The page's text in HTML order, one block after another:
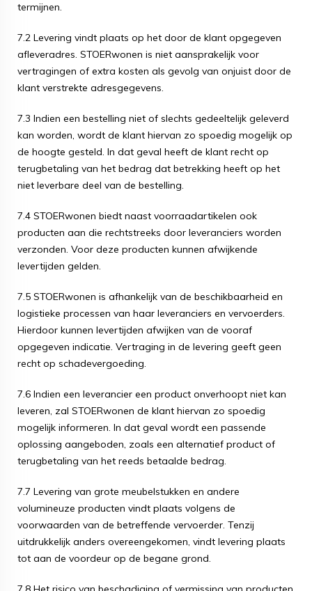
termijnen.
7.2 Levering vindt plaats op het door de klant opgegeven
afleveradres. STOERwonen is niet aansprakelijk voor
vertragingen of extra kosten als gevolg van onjuist door de
klant verstrekte adresgegevens.
7.3 Indien een bestelling niet of slechts gedeeltelijk geleverd
kan worden, wordt de klant hiervan zo spoedig mogelijk op
de hoogte gesteld. In dat geval heeft de klant recht op
terugbetaling van het bedrag dat betrekking heeft op het
niet leverbare deel van de bestelling.
7.4 STOERwonen biedt naast voorraadartikelen ook
producten aan die rechtstreeks door leveranciers worden
verzonden. Voor deze producten kunnen afwijkende
levertijden gelden.
7.5 STOERwonen is afhankelijk van de beschikbaarheid en
logistieke processen van haar leveranciers en vervoerders.
Hierdoor kunnen levertijden afwijken van de vooraf
opgegeven indicatie. Vertraging in de levering geeft geen
recht op schadevergoeding.
7.6 Indien een leverancier een product onverhoopt niet kan
leveren, zal STOERwonen de klant hiervan zo spoedig
mogelijk informeren. In dat geval wordt een passende
oplossing aangeboden, zoals een alternatief product of
terugbetaling van het reeds betaalde bedrag.
7.7 Levering van grote meubelstukken en andere
volumineuze producten vindt plaats volgens de
voorwaarden van de betreffende vervoerder. Tenzij
uitdrukkelijk anders overeengekomen, vindt levering plaats
tot aan de voordeur op de begane grond.